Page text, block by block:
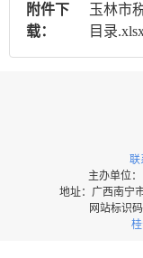
附件下
载：
玉林市
目录
联
主办单位
地址：广西南宁
网站标识